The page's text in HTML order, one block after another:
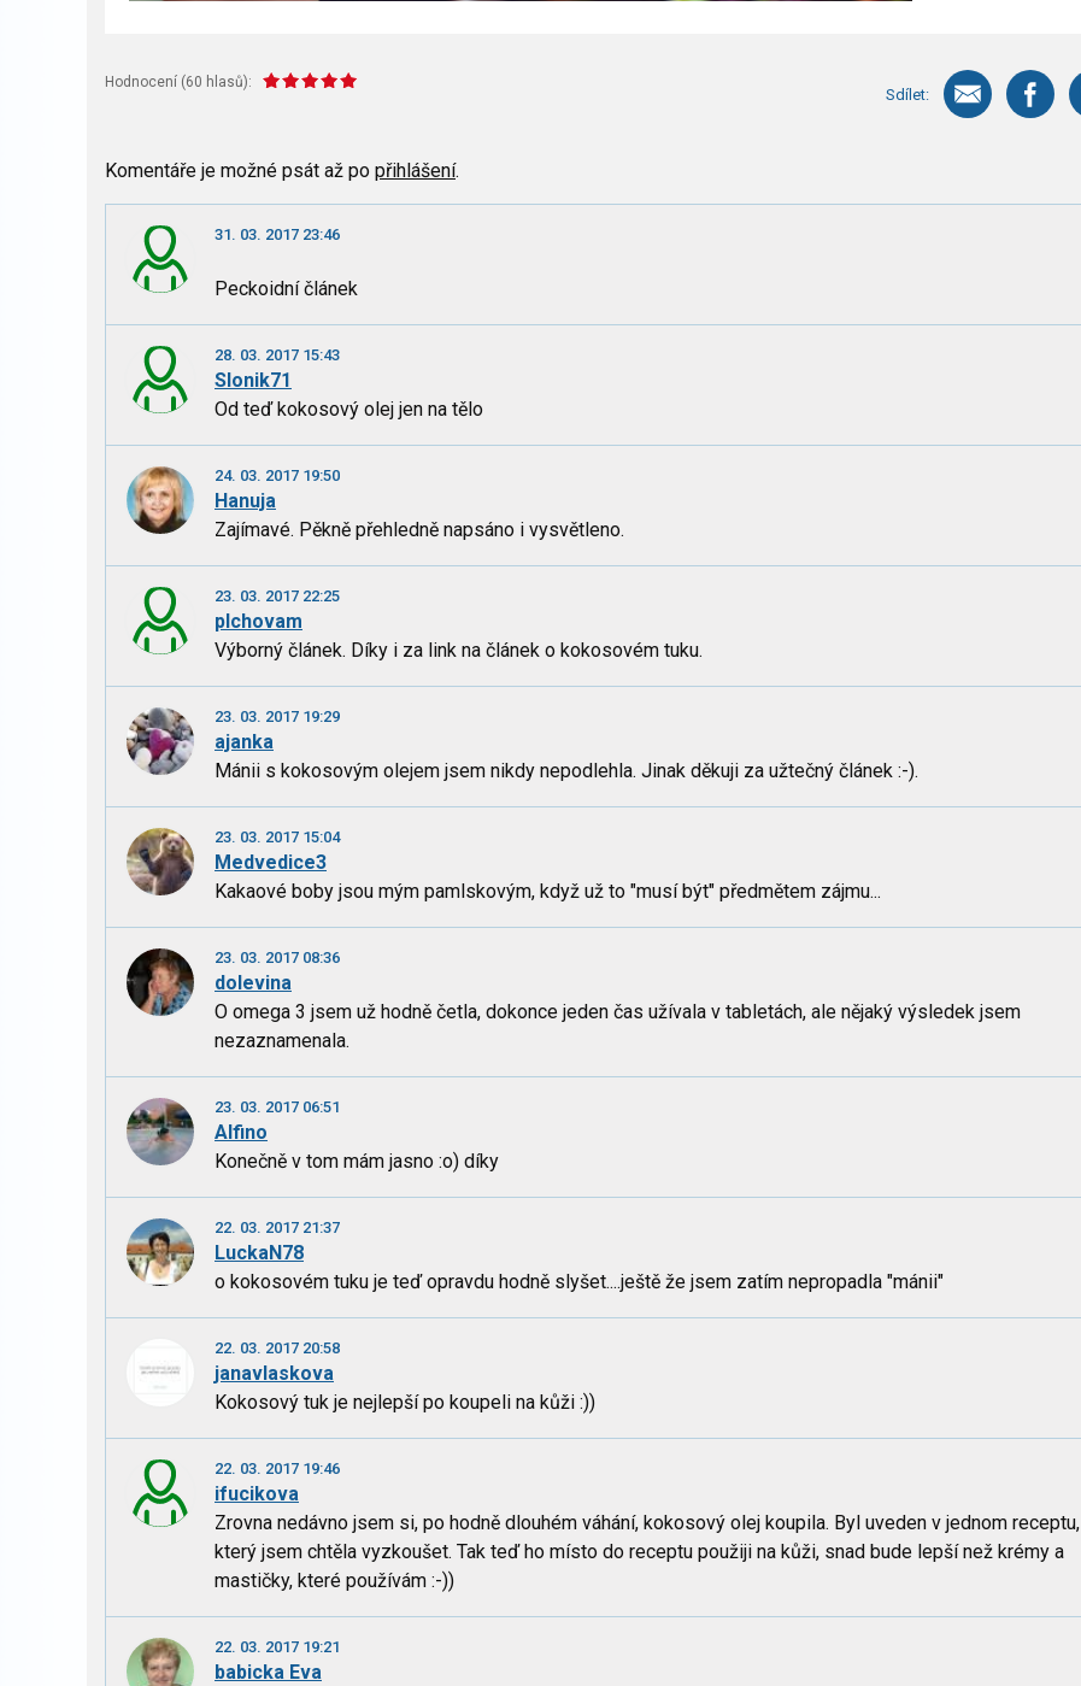
Hodnocení (60 hlasů):
Sdílet:
Komentáře je možné psát až po přihlášení.
31. 03. 2017 23:46
Peckoidní článek
28. 03. 2017 15:43
Slonik71
Od teď kokosový olej jen na tělo
24. 03. 2017 19:50
Hanuja
Zajímavé. Pěkně přehledně napsáno i vysvětleno.
23. 03. 2017 22:25
plchovam
Výborný článek. Díky i za link na článek o kokosovém tuku.
23. 03. 2017 19:29
ajanka
Mánii s kokosovým olejem jsem nikdy nepodlehla. Jinak děkuji za užtečný článek :-).
23. 03. 2017 15:04
Medvedice3
Kakaové boby jsou mým pamlskovým, když už to "musí být" předmětem zájmu...
23. 03. 2017 08:36
dolevina
O omega 3 jsem už hodně četla, dokonce jeden čas užívala v tabletách, ale nějaký výsledek jsem
nezaznamenala.
23. 03. 2017 06:51
Alfino
Konečně v tom mám jasno :o) díky
22. 03. 2017 21:37
LuckaN78
o kokosovém tuku je teď opravdu hodně slyšet....ještě že jsem zatím nepropadla "mánii"
22. 03. 2017 20:58
janavlaskova
Kokosový tuk je nejlepší po koupeli na kůži :))
22. 03. 2017 19:46
ifucikova
Zrovna nedávno jsem si, po hodně dlouhém váhání, kokosový olej koupila. Byl uveden v jednom receptu,
který jsem chtěla vyzkoušet. Tak teď ho místo do receptu použiji na kůži, snad bude lepší než krémy a
mastičky, které používám :-))
22. 03. 2017 19:21
babicka Eva